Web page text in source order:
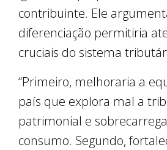
contribuinte. Ele
diferenciação permitiria
cruciais do sistema
“Primeiro, melhoraria a
país que explora mal a
patrimonial e
consumo. Segundo,